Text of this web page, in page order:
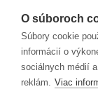
O súboroch
Súbory cookie
informácií o
sociálnych médií
reklám. Viac